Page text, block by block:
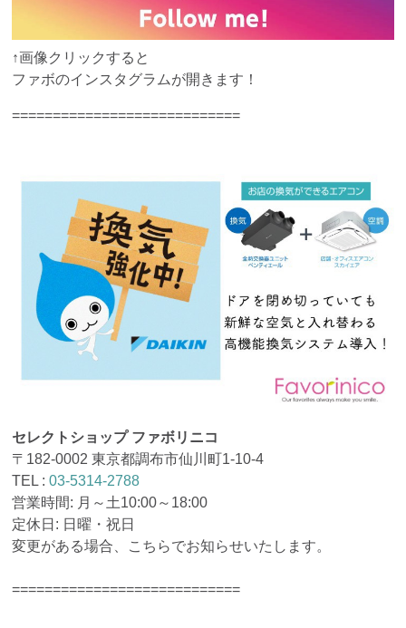
↑画像クリックすると
ファボのインスタグラムが開きます！
============================
セレクトショップ ファボリニコ
〒182-0002 東京都調布市仙川町1-10-4
TEL :03-5314-2788
営業時間: 月～土10:00～18:00
定休日: 日曜・祝日
変更がある場合、こちらでお知らせいたします。
============================